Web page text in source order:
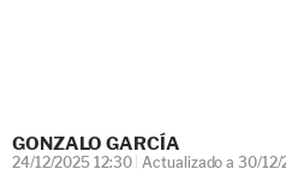
GONZALO GARCÍA
24/12/2025 12:30 Actualizado a 30/12/